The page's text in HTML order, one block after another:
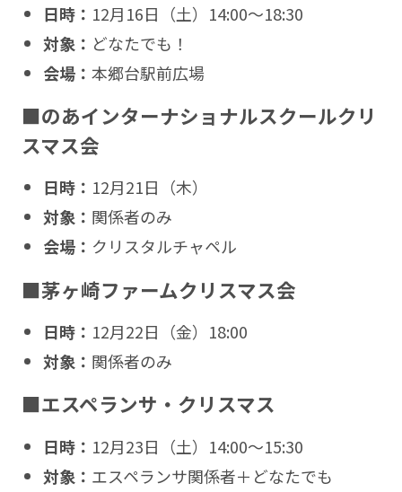
日時： 12月16日（土）14:00〜18:30
対象： どなたでも！
会場： 本郷台駅前広場
■のあインターナショナルスクールクリ
スマス会
日時： 12月21日（木）
対象： 関係者のみ
会場： クリスタルチャペル
■茅ヶ崎ファームクリスマス会
日時： 12月22日（金）18:00
対象： 関係者のみ
■エスペランサ・クリスマス
日時： 12月23日（土）14:00〜15:30
対象： エスペランサ関係者＋どなたでも